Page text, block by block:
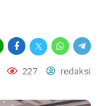
227 redaksi